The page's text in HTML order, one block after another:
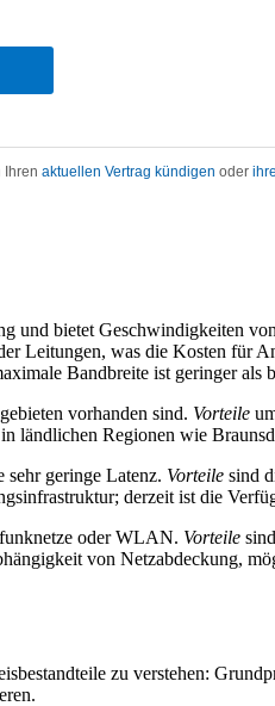
und bietet Geschwindigkeiten
Leitungen, was die Kosten für
Bandbreite ist geringer als
vorhanden sind. Vorteile
ländlichen Regionen wie
sehr geringe Latenz. Vorteile sind
derzeit ist die
oder WLAN. Vorteile
von Netzabdeckung,
zu verstehen: